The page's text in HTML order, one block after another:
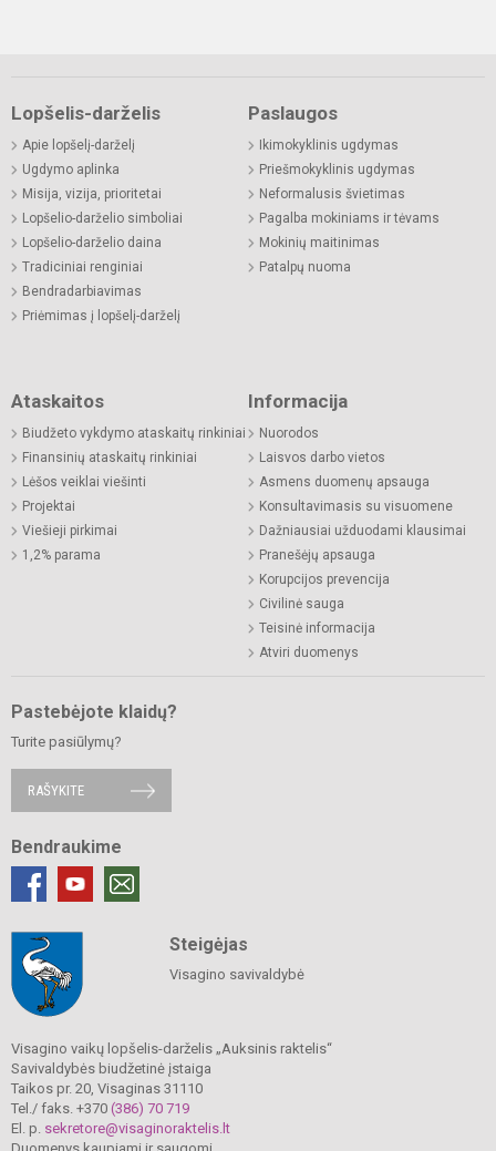
Lopšelis-darželis
Apie lopšelį-darželį
Ugdymo aplinka
Misija, vizija, prioritetai
Lopšelio-darželio simboliai
Lopšelio-darželio daina
Tradiciniai renginiai
Bendradarbiavimas
Priėmimas į lopšelį-darželį
Paslaugos
Ikimokyklinis ugdymas
Priešmokyklinis ugdymas
Neformalusis švietimas
Pagalba mokiniams ir tėvams
Mokinių maitinimas
Patalpų nuoma
Ataskaitos
Biudžeto vykdymo ataskaitų rinkiniai
Finansinių ataskaitų rinkiniai
Lėšos veiklai viešinti
Projektai
Viešieji pirkimai
1,2% parama
Informacija
Nuorodos
Laisvos darbo vietos
Asmens duomenų apsauga
Konsultavimasis su visuomene
Dažniausiai užduodami klausimai
Pranešėjų apsauga
Korupcijos prevencija
Civilinė sauga
Teisinė informacija
Atviri duomenys
Pastebėjote klaidų?
Turite pasiūlymų?
RAŠYKITE
Bendraukime
Steigėjas
Visagino savivaldybė
Visagino vaikų lopšelis-darželis „Auksinis raktelis“
Savivaldybės biudžetinė įstaiga
Taikos pr. 20, Visaginas 31110
Tel./ faks. +370 (386) 70 719
El. p. sekretore@visaginoraktelis.lt